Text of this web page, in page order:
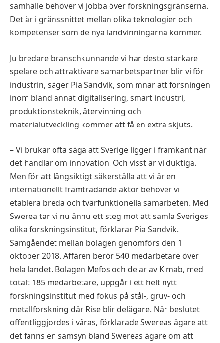
samhälle behöver vi jobba över forskningsgränserna.
Det är i gränssnittet mellan olika teknologier och
kompetenser som de nya landvinningarna kommer.
Ju bredare branschkunnande vi har desto starkare
spelare och attraktivare samarbetspartner blir vi för
industrin, säger Pia Sandvik, som mnar att forsningen
inom bland annat digitalisering, smart industri,
produktionsteknik, återvinning och
materialutveckling kommer att få en extra skjuts.
– Vi brukar ofta säga att Sverige ligger i framkant när
det handlar om innovation. Och visst är vi duktiga.
Men för att långsiktigt säkerställa att vi är en
internationellt framträdande aktör behöver vi
etablera breda och tvärfunktionella samarbeten. Med
Swerea tar vi nu ännu ett steg mot att samla Sveriges
olika forskningsinstitut, förklarar Pia Sandvik.
Samgåendet mellan bolagen genomförs den 1
oktober 2018. Affären berör 540 medarbetare över
hela landet. Bolagen Mefos och delar av Kimab, med
totalt 185 medarbetare, uppgår i ett helt nytt
forskningsinstitut med fokus på stål-, gruv- och
metallforskning där Rise blir delägare. När beslutet
offentliggjordes i våras, förklarade Swereas ägare att
det fanns en samsyn bland Swereas ägare om att